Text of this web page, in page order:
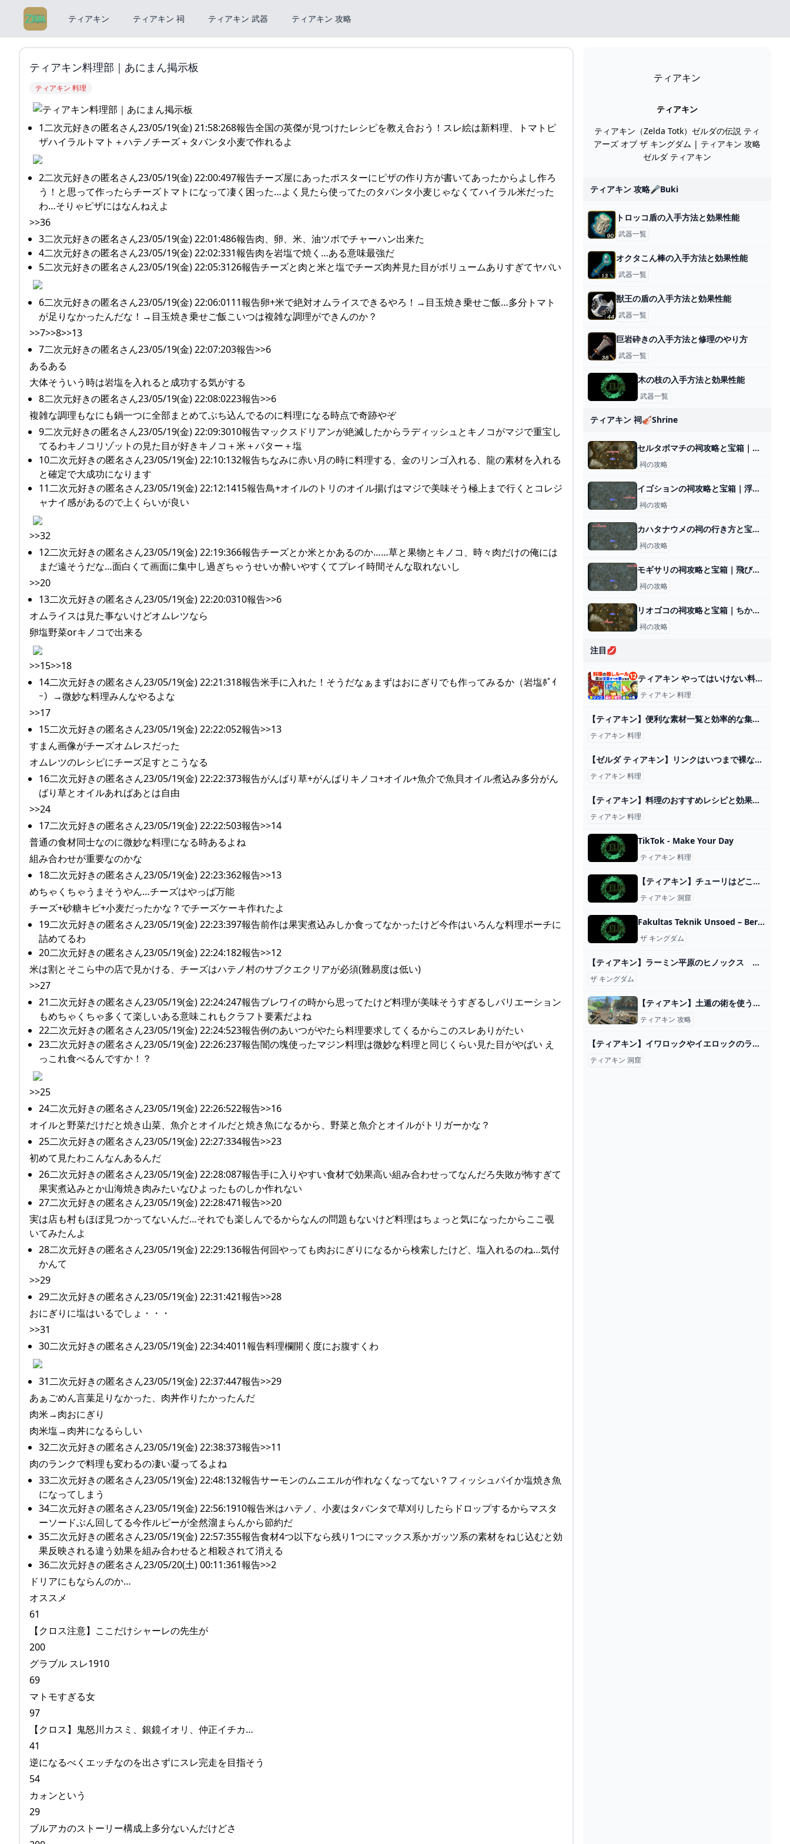
ティアキン ティアキン 祠 ティアキン 武器 ティアキン 攻略
ティアキン料理部｜あにまん掲示板
ティアキン 料理
1二次元好きの匿名さん23/05/19(金) 21:58:268報告全国の英傑が見つけたレシピを教え合おう！スレ絵は新料理、トマトピ
ザハイラルトマト＋ハテノチーズ＋タバンタ小麦で作れるよ
2二次元好きの匿名さん23/05/19(金) 22:00:497報告チーズ屋にあったポスターにピザの作り方が書いてあったからよし作ろ
う！と思って作ったらチーズトマトになって凄く困った…よく見たら使ってたのタバンタ小麦じゃなくてハイラル米だった
わ…そりゃピザにはなんねえよ
>>36
3二次元好きの匿名さん23/05/19(金) 22:01:486報告肉、卵、米、油ツボでチャーハン出来た
4二次元好きの匿名さん23/05/19(金) 22:02:331報告肉を岩塩で焼く…ある意味最強だ
5二次元好きの匿名さん23/05/19(金) 22:05:3126報告チーズと肉と米と塩でチーズ肉丼見た目がボリュームありすぎてヤバい
6二次元好きの匿名さん23/05/19(金) 22:06:0111報告卵+米で絶対オムライスできるやろ！→目玉焼き乗せご飯…多分トマト
が足りなかったんだな！→目玉焼き乗せご飯こいつは複雑な調理ができんのか？
>>7>>8>>13
7二次元好きの匿名さん23/05/19(金) 22:07:203報告>>6
あるある
大体そういう時は岩塩を入れると成功する気がする
8二次元好きの匿名さん23/05/19(金) 22:08:0223報告>>6
複雑な調理もなにも鍋一つに全部まとめてぶち込んでるのに料理になる時点で奇跡やぞ
9二次元好きの匿名さん23/05/19(金) 22:09:3010報告マックスドリアンが絶滅したからラディッシュとキノコがマジで重宝し
てるわキノコリゾットの見た目が好きキノコ＋米＋バター＋塩
10二次元好きの匿名さん23/05/19(金) 22:10:132報告ちなみに赤い月の時に料理する、金のリンゴ入れる、龍の素材を入れる
と確定で大成功になります
11二次元好きの匿名さん23/05/19(金) 22:12:1415報告鳥+オイルのトリのオイル揚げはマジで美味そう極上まで行くとコレジ
ャナイ感があるので上くらいが良い
>>32
12二次元好きの匿名さん23/05/19(金) 22:19:366報告チーズとか米とかあるのか……草と果物とキノコ、時々肉だけの俺には
まだ遠そうだな…面白くて画面に集中し過ぎちゃうせいか酔いやすくてプレイ時間そんな取れないし
>>20
13二次元好きの匿名さん23/05/19(金) 22:20:0310報告>>6
オムライスは見た事ないけどオムレツなら
卵塩野菜orキノコで出来る
>>15>>18
14二次元好きの匿名さん23/05/19(金) 22:21:318報告米手に入れた！そうだなぁまずはおにぎりでも作ってみるか（岩塩ﾎﾟｲ
ｰ）→微妙な料理みんなやるよな
>>17
15二次元好きの匿名さん23/05/19(金) 22:22:052報告>>13
すまん画像がチーズオムレスだった
オムレツのレシピにチーズ足すとこうなる
16二次元好きの匿名さん23/05/19(金) 22:22:373報告がんばり草+がんばりキノコ+オイル+魚介で魚貝オイル煮込み多分がん
ばり草とオイルあればあとは自由
>>24
17二次元好きの匿名さん23/05/19(金) 22:22:503報告>>14
普通の食材同士なのに微妙な料理になる時あるよね
組み合わせが重要なのかな
18二次元好きの匿名さん23/05/19(金) 22:23:362報告>>13
めちゃくちゃうまそうやん…チーズはやっぱ万能
チーズ+砂糖キビ+小麦だったかな？でチーズケーキ作れたよ
19二次元好きの匿名さん23/05/19(金) 22:23:397報告前作は果実煮込みしか食ってなかったけど今作はいろんな料理ポーチに
詰めてるわ
20二次元好きの匿名さん23/05/19(金) 22:24:182報告>>12
米は割とそこら中の店で見かける、チーズはハテノ村のサブクエクリアが必須(難易度は低い)
>>27
21二次元好きの匿名さん23/05/19(金) 22:24:247報告ブレワイの時から思ってたけど料理が美味そうすぎるしバリエーション
もめちゃくちゃ多くて楽しいある意味これもクラフト要素だよね
22二次元好きの匿名さん23/05/19(金) 22:24:523報告例のあいつがやたら料理要求してくるからこのスレありがたい
23二次元好きの匿名さん23/05/19(金) 22:26:237報告闇の塊使ったマジン料理は微妙な料理と同じくらい見た目がやばい え
っこれ食べるんですか！？
>>25
24二次元好きの匿名さん23/05/19(金) 22:26:522報告>>16
オイルと野菜だけだと焼き山菜、魚介とオイルだと焼き魚になるから、野菜と魚介とオイルがトリガーかな？
25二次元好きの匿名さん23/05/19(金) 22:27:334報告>>23
初めて見たわこんなんあるんだ
26二次元好きの匿名さん23/05/19(金) 22:28:087報告手に入りやすい食材で効果高い組み合わせってなんだろ失敗が怖すぎて
果実煮込みとか山海焼き肉みたいなひよったものしか作れない
27二次元好きの匿名さん23/05/19(金) 22:28:471報告>>20
実は店も村もほぼ見つかってないんだ…それでも楽しんでるからなんの問題もないけど料理はちょっと気になったからここ覗
いてみたんよ
28二次元好きの匿名さん23/05/19(金) 22:29:136報告何回やっても肉おにぎりになるから検索したけど、塩入れるのね…気付
かんて
>>29
29二次元好きの匿名さん23/05/19(金) 22:31:421報告>>28
おにぎりに塩はいるでしょ・・・
>>31
30二次元好きの匿名さん23/05/19(金) 22:34:4011報告料理欄開く度にお腹すくわ
31二次元好きの匿名さん23/05/19(金) 22:37:447報告>>29
あぁごめん言葉足りなかった、肉丼作りたかったんだ
肉米→肉おにぎり
肉米塩→肉丼になるらしい
32二次元好きの匿名さん23/05/19(金) 22:38:373報告>>11
肉のランクで料理も変わるの凄い凝ってるよね
33二次元好きの匿名さん23/05/19(金) 22:48:132報告サーモンのムニエルが作れなくなってない？フィッシュパイか塩焼き魚
になってしまう
34二次元好きの匿名さん23/05/19(金) 22:56:1910報告米はハテノ、小麦はタバンタで草刈りしたらドロップするからマスタ
ーソードぶん回してる今作ルピーが全然溜まらんから節約だ
35二次元好きの匿名さん23/05/19(金) 22:57:355報告食材4つ以下なら残り1つにマックス系かガッツ系の素材をねじ込むと効
果反映される違う効果を組み合わせると相殺されて消える
36二次元好きの匿名さん23/05/20(土) 00:11:361報告>>2
ドリアにもならんのか…
オススメ
61
【クロス注意】ここだけシャーレの先生が
200
グラブル スレ1910
69
マトモすぎる女
97
【クロス】鬼怒川カスミ、銀鏡イオリ、仲正イチカ…
41
逆になるべくエッチなのを出さずにスレ完走を目指そう
54
カォンという
29
ブルアカのストーリー構成上多分ないんだけどさ
ティアキン
ティアキン
ティアキン（Zelda Totk）ゼルダの伝説 ティ
アーズ オブ ザ キングダム | ティアキン 攻略
ゼルダ ティアキン
ティアキン 攻略🎤buki
トロッコ盾の入手方法と効果性能
武器一覧
オクタこん棒の入手方法と効果性能
武器一覧
獣王の盾の入手方法と効果性能
武器一覧
巨岩砕きの入手方法と修理のやり方
武器一覧
木の枝の入手方法と効果性能
武器一覧
ティアキン 祠🎻shrine
セルタボマチの祠攻略と宝箱｜支えるかたち
祠の攻略
イゴションの祠攻略と宝箱｜浮遊する水
祠の攻略
カハタナウメの祠の行き方と宝箱｜ラウルの祝福
祠の攻略
モギサリの祠攻略と宝箱｜飛び出す勇気
祠の攻略
リオゴコの祠攻略と宝箱｜ちからの伝達
祠の攻略
注目💋
ティアキン やってはいけない料理がある！料理の隠れたコツ１２選 ゼルダの伝説 ティアーズ オブ ザ キングダム - YouTube
ティアキン 料理
【ティアキン】便利な素材一覧と効率的な集め方【ゼルダの伝説ティアーズオブザキングダム】 ティアキン（ゼルダの伝説ティアーズオブザキングダム）攻略wiki - ゲーム乱舞
ティアキン 料理
【ゼルダ ティアキン】リンクはいつまで裸なんだ？│SWITCH速報
ティアキン 料理
【ティアキン】料理のおすすめレシピと効果【ゼルダの伝説ティアーズオブザキングダム】 ティアキン（ゼルダの伝説ティアーズオブザキングダム）攻略wiki - ゲーム乱舞
ティアキン 料理
TikTok - Make Your Day
ティアキン 料理
【ティアキン】チューリはどこにいる？へブラ山南岳洞窟の場所など【ゼルダの伝説 ティアーズオブザキングダム】 – ぶこもり
ティアキン 洞窟
Fakultas Teknik Unsoed – Berbudaya Mutu
ザ キングダム
【ティアキン】ラーミン平原のヒノックス ゼルダの伝説ティアーズ オブ ザ キングダム #ゼルダの伝説 #ティアキン #zelda - YouTube
ザ キングダム
【ティアキン】土遁の術を使う方法（イーガ団のアジトの場所）【ゼルダの伝説ティアーズオブザキングダム】
ティアキン 攻略
【ティアキン】イワロックやイエロックのラクな倒し方【ゼルダの伝説ティアーズオブザキングダム】
ティアキン 洞窟